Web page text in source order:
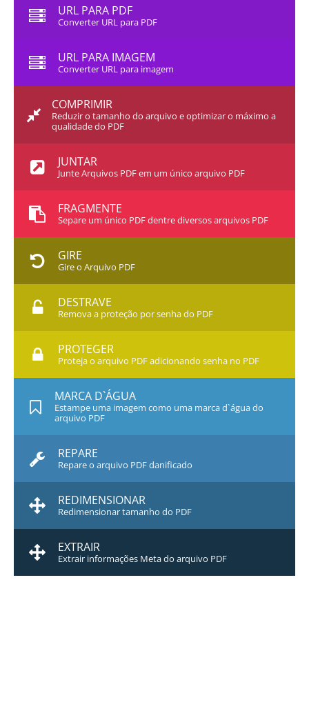
URL PARA PDF
Converter URL para PDF
URL PARA IMAGEM
Converter URL para imagem
COMPRIMIR
Reduzir o tamanho do arquivo e optimizar o máximo a
qualidade do PDF
JUNTAR
Junte Arquivos PDF em um único arquivo PDF
FRAGMENTE
Separe um único PDF dentre diversos arquivos PDF
GIRE
Gire o Arquivo PDF
DESTRAVE
Remova a proteção por senha do PDF
PROTEGER
Proteja o arquivo PDF adicionando senha no PDF
MARCA D`ÁGUA
Estampe uma imagem como uma marca d`água do
arquivo PDF
REPARE
Repare o arquivo PDF danificado
REDIMENSIONAR
Redimensionar tamanho do PDF
EXTRAIR
Extrair informações Meta do arquivo PDF